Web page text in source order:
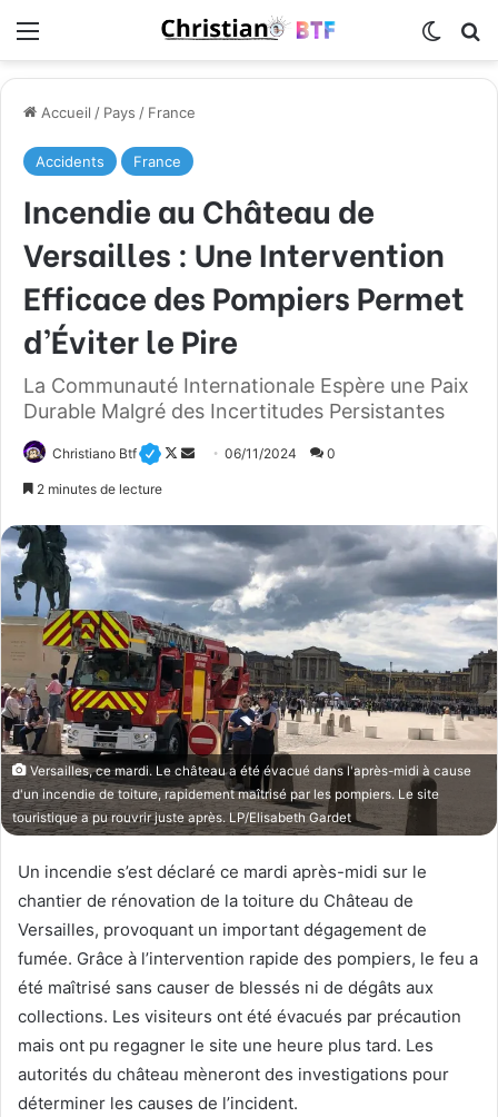
Accueil / Pays / France
Accidents France
Incendie au Château de
Versailles : Une Intervention
Efficace des Pompiers Permet
d’Éviter le Pire
La Communauté Internationale Espère une Paix
Durable Malgré des Incertitudes Persistantes
Christiano Btf
F
l
n
X
o
y
u
n
c
o
u
r
r
i
l
06/11/2024 0
2 minutes de lecture
Versailles, ce mardi. Le château a été évacué dans l'après-midi à cause
d'un incendie de toiture, rapidement maîtrisé par les pompiers. Le site
touristique a pu rouvrir juste après. LP/Elisabeth Gardet
Un incendie s’est déclaré ce mardi après-midi sur le
chantier de rénovation de la toiture du Château de
Versailles, provoquant un important dégagement de
fumée. Grâce à l’intervention rapide des pompiers, le feu a
été maîtrisé sans causer de blessés ni de dégâts aux
collections. Les visiteurs ont été évacués par précaution
mais ont pu regagner le site une heure plus tard. Les
autorités du château mèneront des investigations pour
déterminer les causes de l’incident.